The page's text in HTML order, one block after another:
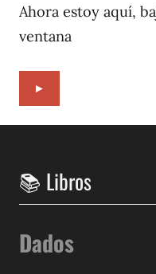
1996
Ahora estoy aquí,
ventana
►
Dados